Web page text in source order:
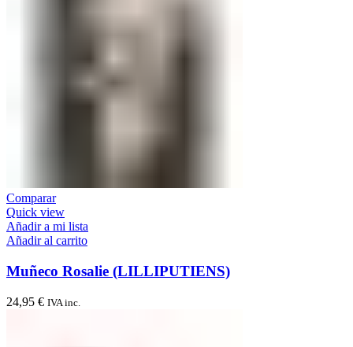
Comparar
Quick view
Añadir a mi lista
Añadir al carrito
Muñeco Rosalie (LILLIPUTIENS)
24,95 € IVA inc.